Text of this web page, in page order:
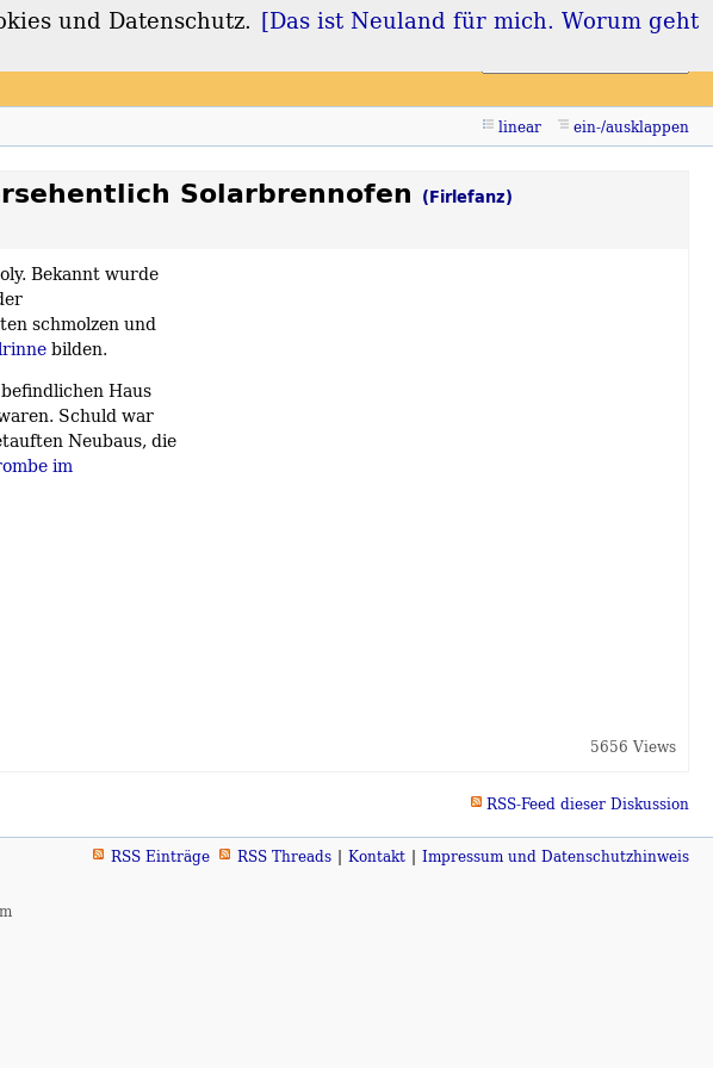
Login Registrieren
linear ein-/ausklappen
Solarbrennofen (Firlefanz)
Bekannt wurde
schmolzen und
bilden.
Haus
Schuld war
Neubaus, die
im
5656 Views
RSS-Feed dieser Diskussion
RSS Einträge RSS Threads Kontakt Impressum und Datenschutzhinweis
und Datenschutz. [Das ist Neuland für mich. Worum geht